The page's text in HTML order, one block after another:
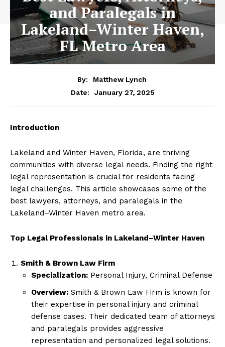
and Paralegals in
Lakeland–Winter Haven,
FL Metro Area
By:
Matthew Lynch
Date:
January 27, 2025
Introduction
Lakeland and Winter Haven, Florida, are thriving
communities with diverse legal needs. Finding the right
legal representation is crucial for residents facing
legal challenges. This article showcases some of the
best lawyers, attorneys, and paralegals in the
Lakeland–Winter Haven metro area.
Top Legal Professionals in Lakeland–Winter Haven
Smith & Brown Law Firm
Specialization: Personal Injury, Criminal Defense
Overview: Smith & Brown Law Firm is known for
their expertise in personal injury and criminal
defense cases. Their dedicated team of attorneys
and paralegals provides aggressive
representation and personalized legal solutions.